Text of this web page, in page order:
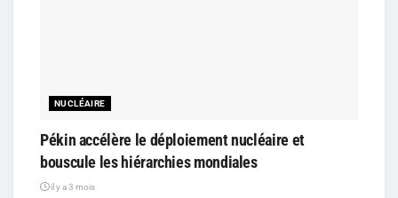
NUCLÉAIRE
Pékin accélère le déploiement nucléaire et
bouscule les hiérarchies mondiales
il y a 3 mois